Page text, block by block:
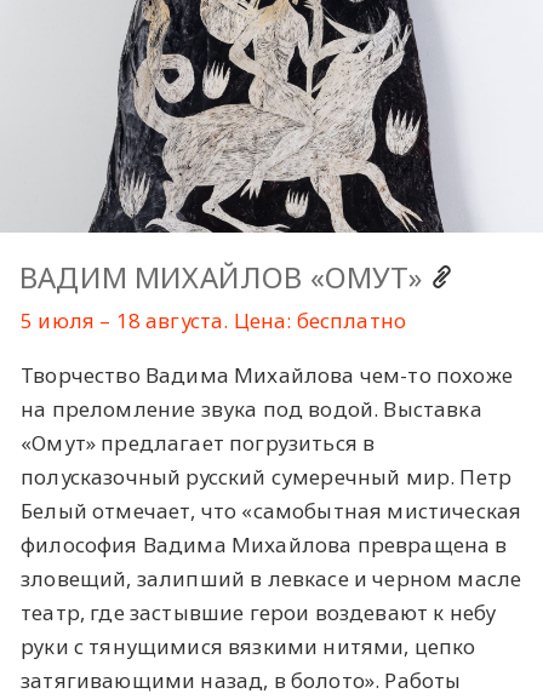
ВАДИМ МИХАЙЛОВ «ОМУТ»
5 июля – 18 августа. Цена: бесплатно
Творчество Вадима Михайлова чем-то похоже
на преломление звука под водой. Выставка
«Омут» предлагает погрузиться в
полусказочный русский сумеречный мир. Петр
Белый отмечает, что «самобытная мистическая
философия Вадима Михайлова превращена в
зловещий, залипший в левкасе и черном масле
театр, где застывшие герои воздевают к небу
руки с тянущимися вязкими нитями, цепко
затягивающими назад, в болото». Работы